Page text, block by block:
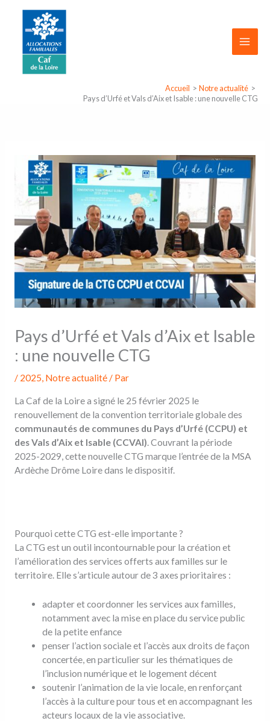
contenu
Accueil
Notre actualité
Pays d’Urfé et Vals d’Aix et Isable : une nouvelle CTG
Pays d’Urfé et Vals d’Aix et Isable
: une nouvelle CTG
/ 2025, Notre actualité/ Par
La Caf de la Loire a signé le 25 février 2025 le
renouvellement de la convention territoriale globale des
communautés de communes du Pays d’Urfé (CCPU) et
des Vals d’Aix et Isable (CCVAI). Couvrant la période
2025-2029, cette nouvelle CTG marque l’entrée de la MSA
Ardèche Drôme Loire dans le dispositif.
Pourquoi cette CTG est-elle importante ?
La CTG est un outil incontournable pour la création et
l’amélioration des services offerts aux familles sur le
territoire. Elle s’articule autour de 3 axes prioritaires :
adapter et coordonner les services aux familles,
notamment avec la mise en place du service public
de la petite enfance
penser l’action sociale et l’accès aux droits de façon
concertée, en particulier sur les thématiques de
l’inclusion numérique et le logement décent
soutenir l’animation de la vie locale, en renforçant
l’accès à la culture pour tous et en accompagnant les
acteurs locaux de la vie associative.